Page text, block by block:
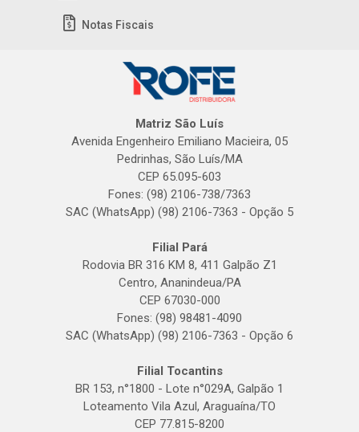
Notas Fiscais
Matriz São Luís
Avenida Engenheiro Emiliano Macieira, 05
Pedrinhas, São Luís/MA
CEP 65.095-603
Fones: (98) 2106-738/7363
SAC (WhatsApp) (98) 2106-7363 - Opção 5
Filial Pará
Rodovia BR 316 KM 8, 411 Galpão Z1
Centro, Ananindeua/PA
CEP 67030-000
Fones: (98) 98481-4090
SAC (WhatsApp) (98) 2106-7363 - Opção 6
Filial Tocantins
BR 153, n°1800 - Lote n°029A, Galpão 1
Loteamento Vila Azul, Araguaína/TO
CEP 77.815-8200